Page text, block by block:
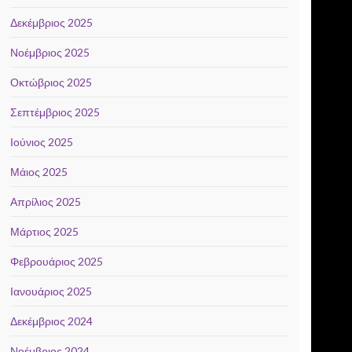
Δεκέμβριος 2025
Νοέμβριος 2025
Οκτώβριος 2025
Σεπτέμβριος 2025
Ιούνιος 2025
Μάιος 2025
Απρίλιος 2025
Μάρτιος 2025
Φεβρουάριος 2025
Ιανουάριος 2025
Δεκέμβριος 2024